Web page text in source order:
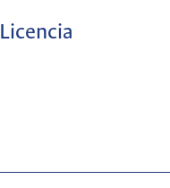
Licencia